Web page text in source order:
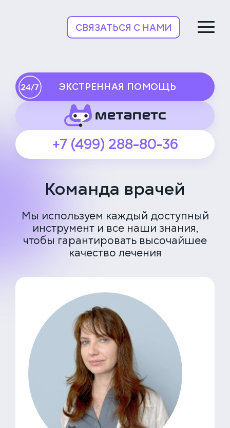
СВЯЗАТЬСЯ С НАМИ
ЭКСТРЕННАЯ ПОМОЩЬ
+7 (499) 288-80-36
Команда врачей
Мы используем каждый доступный
инструмент и все наши знания,
чтобы гарантировать высочайшее
качество лечения